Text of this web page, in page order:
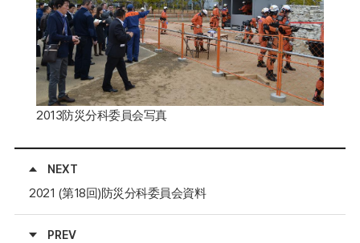
2013防災分科委員会写真
NEXT
2021 (第18回)防災分科委員会資料
PREV